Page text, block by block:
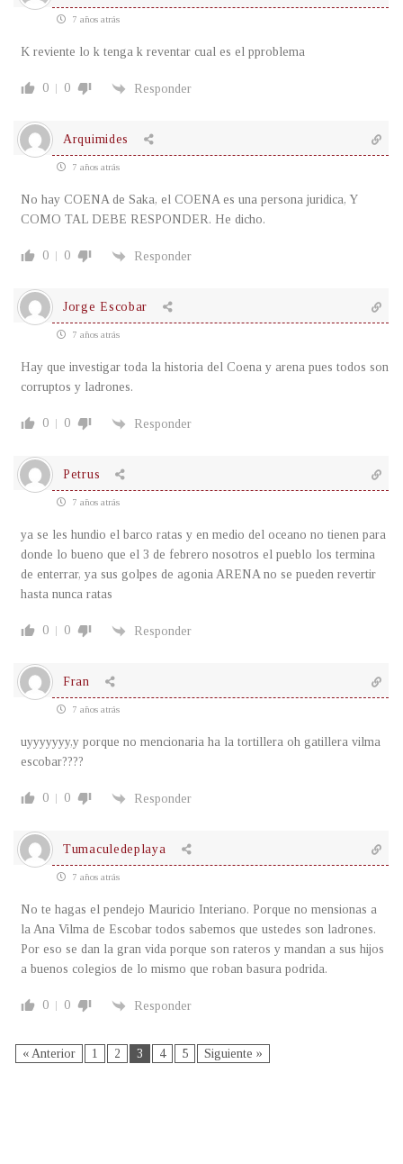
7 años atrás
K reviente lo k tenga k reventar cual es el pproblema
0 0 Responder
Arquimides
7 años atrás
No hay COENA de Saka, el COENA es una persona juridica, Y
COMO TAL DEBE RESPONDER. He dicho.
0 0 Responder
Jorge Escobar
7 años atrás
Hay que investigar toda la historia del Coena y arena pues todos son
corruptos y ladrones.
0 0 Responder
Petrus
7 años atrás
ya se les hundio el barco ratas y en medio del oceano no tienen para
donde lo bueno que el 3 de febrero nosotros el pueblo los termina
de enterrar, ya sus golpes de agonia ARENA no se pueden revertir
hasta nunca ratas
0 0 Responder
Fran
7 años atrás
uyyyyyyy,y porque no mencionaria ha la tortillera oh gatillera vilma
escobar????
0 0 Responder
Tumaculedeplaya
7 años atrás
No te hagas el pendejo Mauricio Interiano. Porque no mensionas a
la Ana Vilma de Escobar todos sabemos que ustedes son ladrones.
Por eso se dan la gran vida porque son rateros y mandan a sus hijos
a buenos colegios de lo mismo que roban basura podrida.
0 0 Responder
« Anterior 1 2 3 4 5 Siguiente »